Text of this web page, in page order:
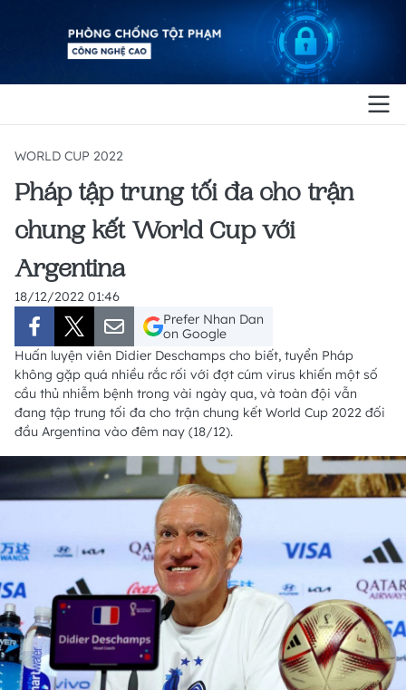
WORLD CUP 2022
Pháp tập trung tối đa cho trận
chung kết World Cup với
Argentina
18/12/2022 01:46
Prefer Nhan Dan
on Google
Huấn luyện viên Didier Deschamps cho biết, tuyển Pháp
không gặp quá nhiều rắc rối với đợt cúm virus khiến một số
cầu thủ nhiễm bệnh trong vài ngày qua, và toàn đội vẫn
đang tập trung tối đa cho trận chung kết World Cup 2022 đối
đầu Argentina vào đêm nay (18/12).